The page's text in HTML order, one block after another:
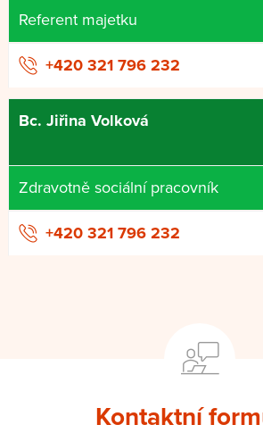
Referent majetku
+420 321 796 232
Bc. Jiřina Volková
Zdravotně sociální pracovník
+420 321 796 232
Kontaktní